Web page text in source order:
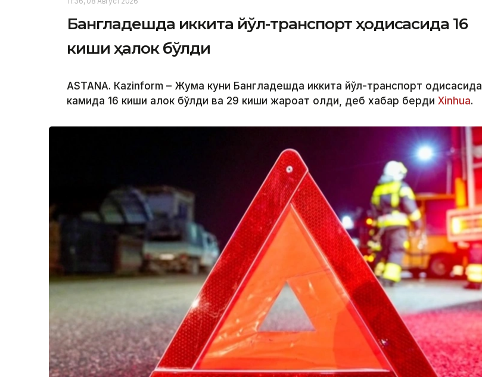
Бангладешда иккита йўл-транспорт ҳодисасида 16
киши ҳалок бўлди
ASTANА. Кazinform – Жума куни Бангладешда иккита йўл-транспорт ҳодисасида
камида 16 киши ҳалок бўлди ва 29 киши жароҳат олди, деб хабар берди Xinhua.